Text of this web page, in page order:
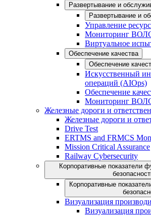
Развертывание и
Развертывание и
Управление
Мониторинг
Виртуальное
Обеспечение качества
Обеспечение
Искусственный
операций (AIOps)
Обеспечение
Мониторинг
Железные дороги и
Железные дороги и
Drive Test
ERTMS and FRMCS
Mission Critical Assurance
Railway Cybersecurity
Корпоративные показатели
Корпоративные
Визуализация
Визуализация